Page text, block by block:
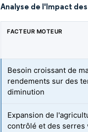
Analyse de l'Impact
FACTEUR MOTEUR
Besoin croissant de
rendements sur des
diminution
Expansion de
contrôlé et des serres